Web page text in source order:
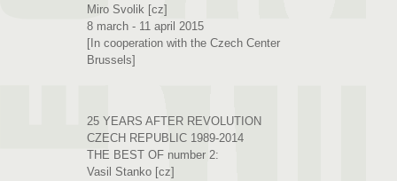
Miro Svolik [cz]
8 march - 11 april 2015
[In cooperation with the Czech Center
Brussels]
25 YEARS AFTER REVOLUTION
CZECH REPUBLIC 1989-2014
THE BEST OF number 2:
Vasil Stanko [cz]